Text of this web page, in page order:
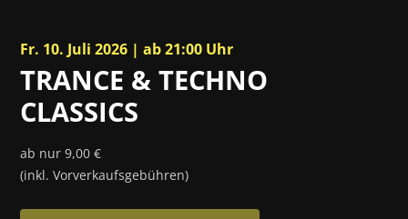
Fr. 10. Juli 2026 | ab 21:00 Uhr
TRANCE & TECHNO
CLASSICS
ab nur 9,00 €
(inkl. Vorverkaufsgebühren)